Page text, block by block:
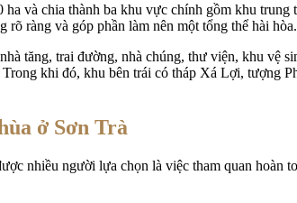
và chia thành ba khu vực chính gồm khu
ràng và góp phần làm nên một tổng thể hài hòa.
tăng, trai đường, nhà chúng, thư viện, khu
khi đó, khu bên trái có tháp Xá Lợi, tượng
ở Sơn Trà
nhiều người lựa chọn là việc tham quan hoàn